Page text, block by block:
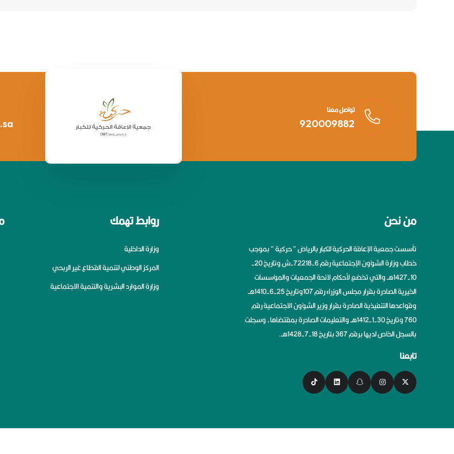
تواصل معنا
920009882
من نحن
تأسست جمعية الإعاقة الحركية للكبار بالرياض ” حركية ” بموجب
خطاب وزارة الشؤون الإجتماعية رقم 6-72218-ش وتاريخ 20-
10-1427هــ والتي تخضع لأحكام لائحة الجمعيات والمؤسسات
الخيرية الصادرة بقرار مجلس الوزراء رقم 107وتاريخ 25-6-1410هــ
وقواعدها التنفيذية الصادرة بقرار وزير الشؤون الاجتماعية رقم
760 وتاريخ 30-1-1412هــ والتعليمات الصادرة بمقتضاها، وسجلت
بالسجل الخاص لديها برقم 367 بتاريخ 18-7-1428هــ.
تابعنا
روابط تهمك
وزارة الداخلية
المركز الوطني لتنمية القطاع غير الربحي
وزارة الموارد البشرية والتنمية الاجتماعية